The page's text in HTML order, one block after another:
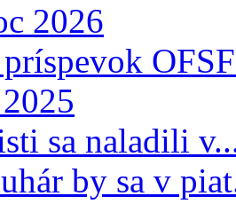
2026
sa naladili
by sa v